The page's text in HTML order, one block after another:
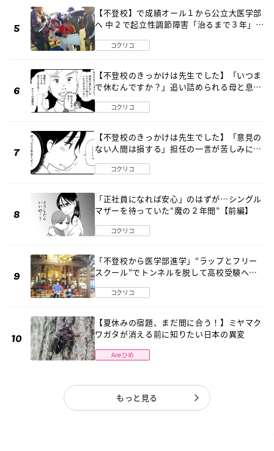
【不登校】で成績オール１から公立大医学部
へ 中２で起立性調節障害「治るまで３年」の
コクリコ
【不登校のきっかけは先生でした】「いつま
で休むんですか？」追い詰められる母と息子
コクリコ
【不登校のきっかけは先生でした】「意見の
ない人間は損する」担任の一言が苦しみに…
コクリコ
「正社員になれば安心」のはずが…シングル
マザーを待っていた“魔の２年間”【前編】
コクリコ
「不登校から医学部進学」“ラップとフリー
スクール”でトンネルを脱して高校受験へ
コクリコ
【夏休みの宿題、まだ間に合う！】ミヤマク
ワガタが消える前に知りたい日本の異変
Aneひめ
もっと見る